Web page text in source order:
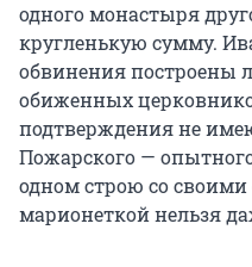
одного монастыря
кругленькую сумму.
обвинения построены
обиженных
подтверждения не
Пожарского —
одном строю со своими
марионеткой нельзя